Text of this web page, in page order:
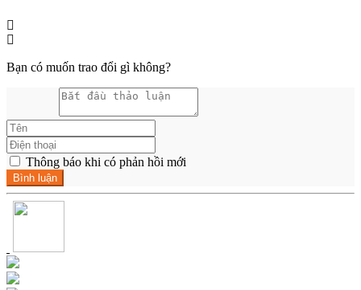
Bạn có muốn trao đổi gì không?
Thông báo khi có phản hồi mới